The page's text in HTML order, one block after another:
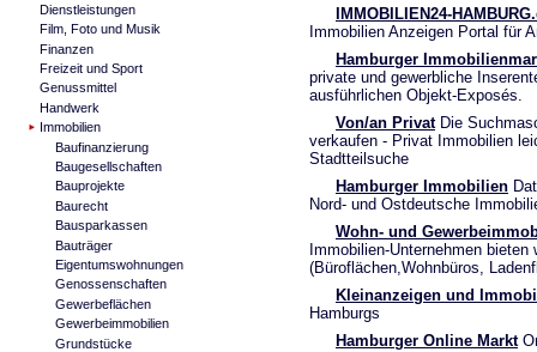
Dienstleistungen
Film, Foto und Musik
Finanzen
Freizeit und Sport
Genussmittel
Handwerk
Immobilien
Baufinanzierung
Baugesellschaften
Bauprojekte
Baurecht
Bausparkassen
Bauträger
Eigentumswohnungen
Genossenschaften
Gewerbeflächen
Gewerbeimmobilien
Grundstücke
IMMOBILIEN24-
Immobilien Anzeigen Portal für
Hamburger
private und gewerbliche
ausführlichen Objekt-Exposés.
Von/an PrivatDie
verkaufen - Privat Immobilien
Stadtteilsuche
Hamburger Immobilien
Nord- und Ostdeutsche
Wohn- und
Immobilien-Unternehmen
(Büroflächen,Wohnbüros,
Kleinanzeigen und
Hamburgs
Hamburger Online Markt